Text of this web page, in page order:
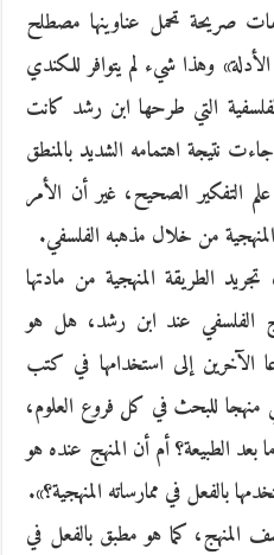
صريحة تحمل عناوينها مصطلح
وهذا شيء لم يتوافر للكندي
التي طرحها ابن رشد كانت
نتيجة اهتمامه الشديد بالمنطق
التفكير الصحيح، غير أن الأمر
من خلال مذهبه الفلسفي.
الطريقة المنهجية من مادتها
الفلسفي عند ابن رشد، هل هو
الآخرين إلى استخدامها في كتب
منهجا للبحث في كل فروع العلوم،
الطبيعة؟ أم أن المنهج عنده هو
بالفعل في ممارساته المنهجية؟».
المنهج، كما هو مطبق بالفعل في